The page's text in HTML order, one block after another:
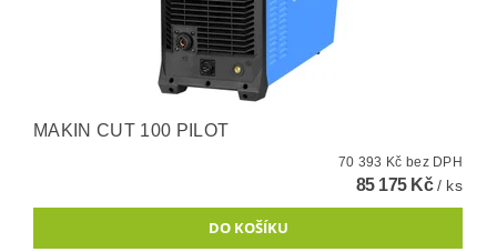
MAKIN CUT 100 PILOT
70 393 Kč bez DPH
85 175 Kč/ ks